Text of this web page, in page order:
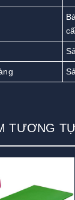
TƯƠNG